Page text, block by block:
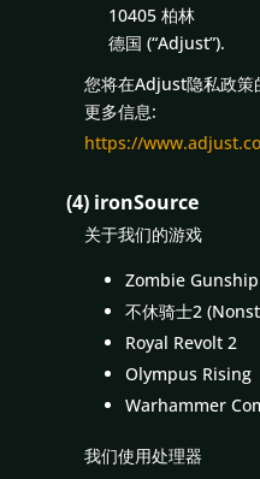
10405 柏林
德国 (“Adjust”).
您将在Adjust隐私政
更多信息:
https://
(4) ironSource
关于我们的游戏
Zombie
不休骑士2
Royal Revolt 2
Olympus Rising
Warhammer
我们使用处理器